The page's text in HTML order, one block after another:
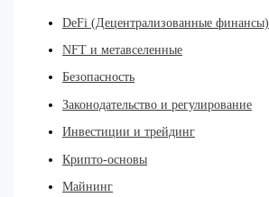
DeFi (Децентрализованные финансы)
NFT и метавселенные
Безопасность
Законодательство и регулирование
Инвестиции и трейдинг
Крипто-основы
Майнинг